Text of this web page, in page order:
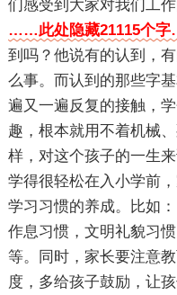
们感受到大家对我们工
……此处隐藏21115个
到吗？他说有的认到，
么事。而认到的那些字
遍又一遍反复的接触，
趣，根本就用不着机械
样，对这个孩子的一生
学得很轻松在入小学前
学习习惯的养成。比如
作息习惯，文明礼貌习
等。同时，家长要注意
度，多给孩子鼓励，让